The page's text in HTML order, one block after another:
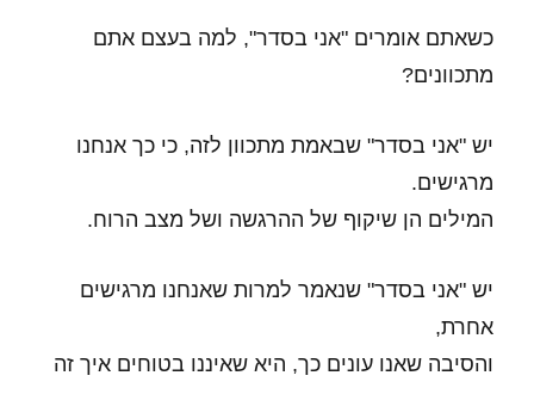
כשאתם אומרים "אני בסדר", למה בעצם אתם
מתכוונים?
יש "אני בסדר" שבאמת מתכוון לזה, כי כך אנחנו
מרגישים.
המילים הן שיקוף של ההרגשה ושל מצב הרוח.
יש "אני בסדר" שנאמר למרות שאנחנו מרגישים
אחרת,
והסיבה שאנו עונים כך, היא שאיננו בטוחים איך זה